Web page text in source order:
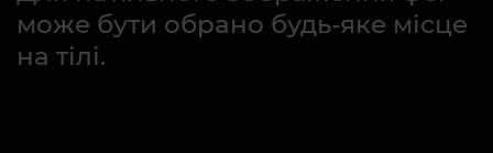
може бути обрано будь-яке місце
на тілі.